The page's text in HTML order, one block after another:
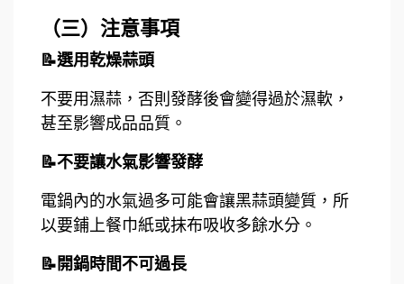
（三）注意事項
📝選用乾燥蒜頭
不要用濕蒜，否則發酵後會變得過於濕軟，
甚至影響成品品質。
📝不要讓水氣影響發酵
電鍋內的水氣過多可能會讓黑蒜頭變質，所
以要鋪上餐巾紙或抹布吸收多餘水分。
📝開鍋時間不可過長